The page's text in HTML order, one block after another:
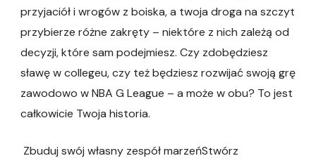
przyjaciół i wrogów z boiska, a twoja droga na szczyt
przybierze różne zakręty – niektóre z nich zależą od
decyzji, które sam podejmiesz. Czy zdobędziesz
sławę w collegeu, czy też będziesz rozwijać swoją grę
zawodowo w NBA G League – a może w obu? To jest
całkowicie Twoja historia.
Zbuduj swój własny zespół marzeńStwórz